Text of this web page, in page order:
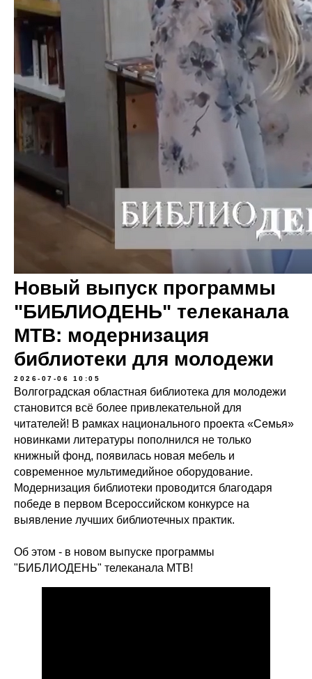
Новый выпуск программы
"БИБЛИОДЕНЬ" телеканала
МТВ: модернизация
библиотеки для молодежи
2026-07-06 10:05
Волгоградская областная библиотека для молодежи
становится всё более привлекательной для
читателей! В рамках национального проекта «Семья»
новинками литературы пополнился не только
книжный фонд, появилась новая мебель и
современное мультимедийное оборудование.
Модернизация библиотеки проводится благодаря
победе в первом Всероссийском конкурсе на
выявление лучших библиотечных практик.
Об этом - в новом выпуске программы
"БИБЛИОДЕНЬ" телеканала МТВ!